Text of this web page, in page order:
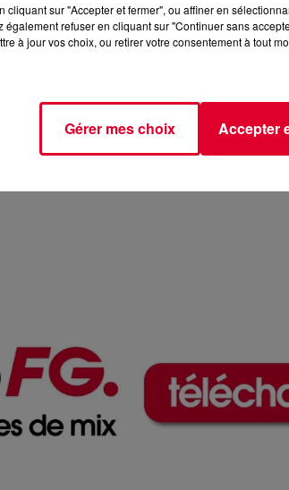
rave et tech-house
cliquant sur "Accepter et fermer", ou affiner en
également refuser en cliquant sur "Continuer sans
à jour vos choix, ou retirer votre consentement à tout
Gérer mes choix Accepter